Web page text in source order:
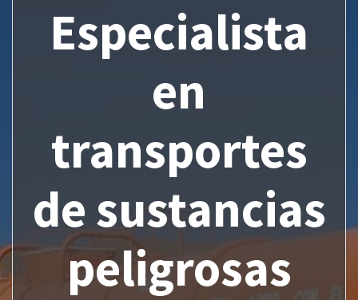
Especialista
en
transportes
de sustancias
peligrosas